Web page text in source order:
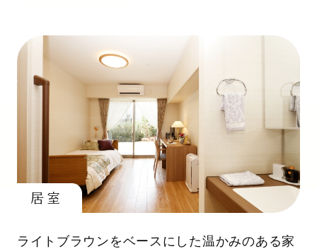
居室
ライトブラウンをベースにした温かみのある家